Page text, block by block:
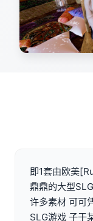
即1套由欧美
鼎鼎的大型
许多素材 可可
SLG游戏 子于